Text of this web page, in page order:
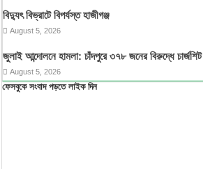
বিদ্যুৎ বিভ্রাটে বিপর্যস্ত হাজীগঞ্জ
August 5, 2026
জুলাই আন্দোলনে হামলা: চাঁদপুরে ৩৭৮ জনের বিরুদ্ধে চার্জশিট
August 5, 2026
ফেসবুকে সংবাদ পড়তে লাইক দিন